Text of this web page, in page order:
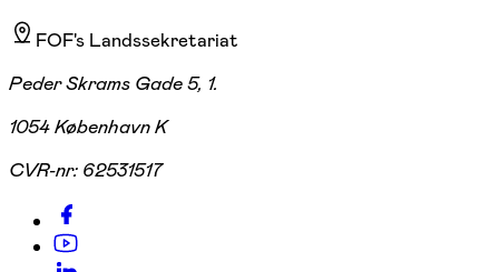
FOF's Landssekretariat
Peder Skrams Gade 5, 1.
1054 København K
CVR-nr: 62531517